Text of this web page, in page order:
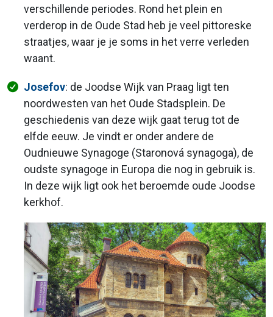
verschillende periodes. Rond het plein en
verderop in de Oude Stad heb je veel pittoreske
straatjes, waar je je soms in het verre verleden
waant.
Josefov: de Joodse Wijk van Praag ligt ten
noordwesten van het Oude Stadsplein. De
geschiedenis van deze wijk gaat terug tot de
elfde eeuw. Je vindt er onder andere de
Oudnieuwe Synagoge (Staronová synagoga), de
oudste synagoge in Europa die nog in gebruik is.
In deze wijk ligt ook het beroemde oude Joodse
kerkhof.